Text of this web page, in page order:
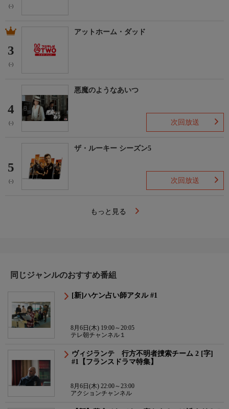
(-)
3
(-)
アットホーム・ダッド
4
(-)
悪魔のようなあいつ
次回放送
5
(-)
ザ・ルーキー シーズン5
次回放送
もっと見る
同じジャンルのおすすめ番組
[新]ハケン占い師アタル #1
8月6日(木) 19:00～20:05
テレ朝チャンネル１
ヴィジランテ 行方不明者捜索チーム 2 [字]
#1【フランスドラマ特集】
8月6日(木) 22:00～23:00
アクションチャンネル